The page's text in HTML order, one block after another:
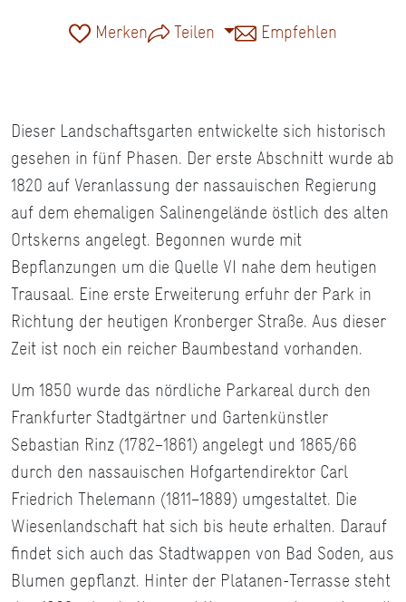
Merken Teilen Empfehlen
Dieser Landschaftsgarten entwickelte sich historisch
gesehen in fünf Phasen. Der erste Abschnitt wurde ab
1820 auf Veranlassung der nassauischen Regierung
auf dem ehemaligen Salinengelände östlich des alten
Ortskerns angelegt. Begonnen wurde mit
Bepflanzungen um die Quelle VI nahe dem heutigen
Trausaal. Eine erste Erweiterung erfuhr der Park in
Richtung der heutigen Kronberger Straße. Aus dieser
Zeit ist noch ein reicher Baumbestand vorhanden.
Um 1850 wurde das nördliche Parkareal durch den
Frankfurter Stadtgärtner und Gartenkünstler
Sebastian Rinz (1782−1861) angelegt und 1865/66
durch den nassauischen Hofgartendirektor Carl
Friedrich Thelemann (1811−1889) umgestaltet. Die
Wiesenlandschaft hat sich bis heute erhalten. Darauf
findet sich auch das Stadtwappen von Bad Soden, aus
Blumen gepflanzt. Hinter der Platanen-Terrasse steht